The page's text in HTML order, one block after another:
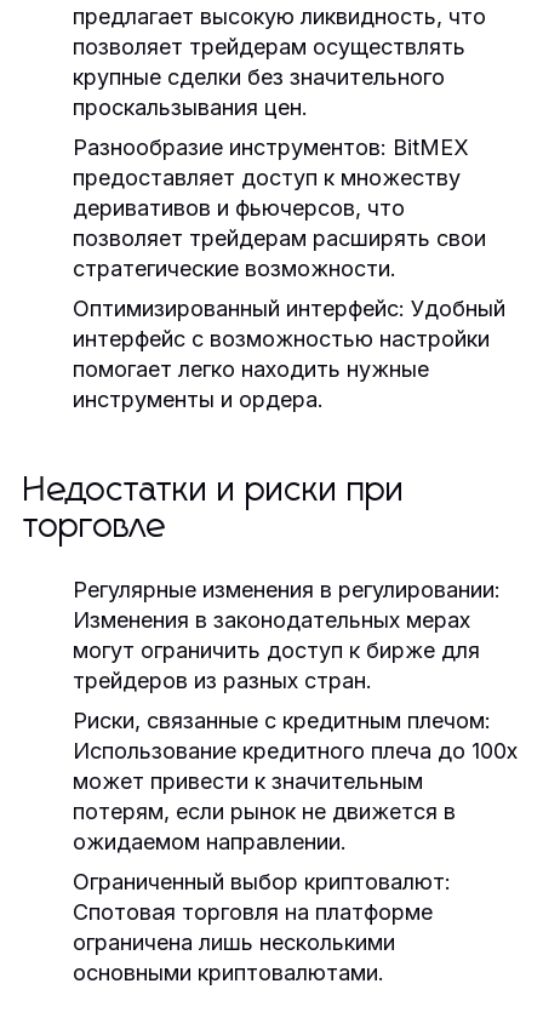
предлагает высокую ликвидность, что
позволяет трейдерам осуществлять
крупные сделки без значительного
проскальзывания цен.
Разнообразие инструментов: BitMEX
предоставляет доступ к множеству
деривативов и фьючерсов, что
позволяет трейдерам расширять свои
стратегические возможности.
Оптимизированный интерфейс: Удобный
интерфейс с возможностью настройки
помогает легко находить нужные
инструменты и ордера.
Недостатки и риски при
торговле
Регулярные изменения в регулировании:
Изменения в законодательных мерах
могут ограничить доступ к бирже для
трейдеров из разных стран.
Риски, связанные с кредитным плечом:
Использование кредитного плеча до 100x
может привести к значительным
потерям, если рынок не движется в
ожидаемом направлении.
Ограниченный выбор криптовалют:
Спотовая торговля на платформе
ограничена лишь несколькими
основными криптовалютами.